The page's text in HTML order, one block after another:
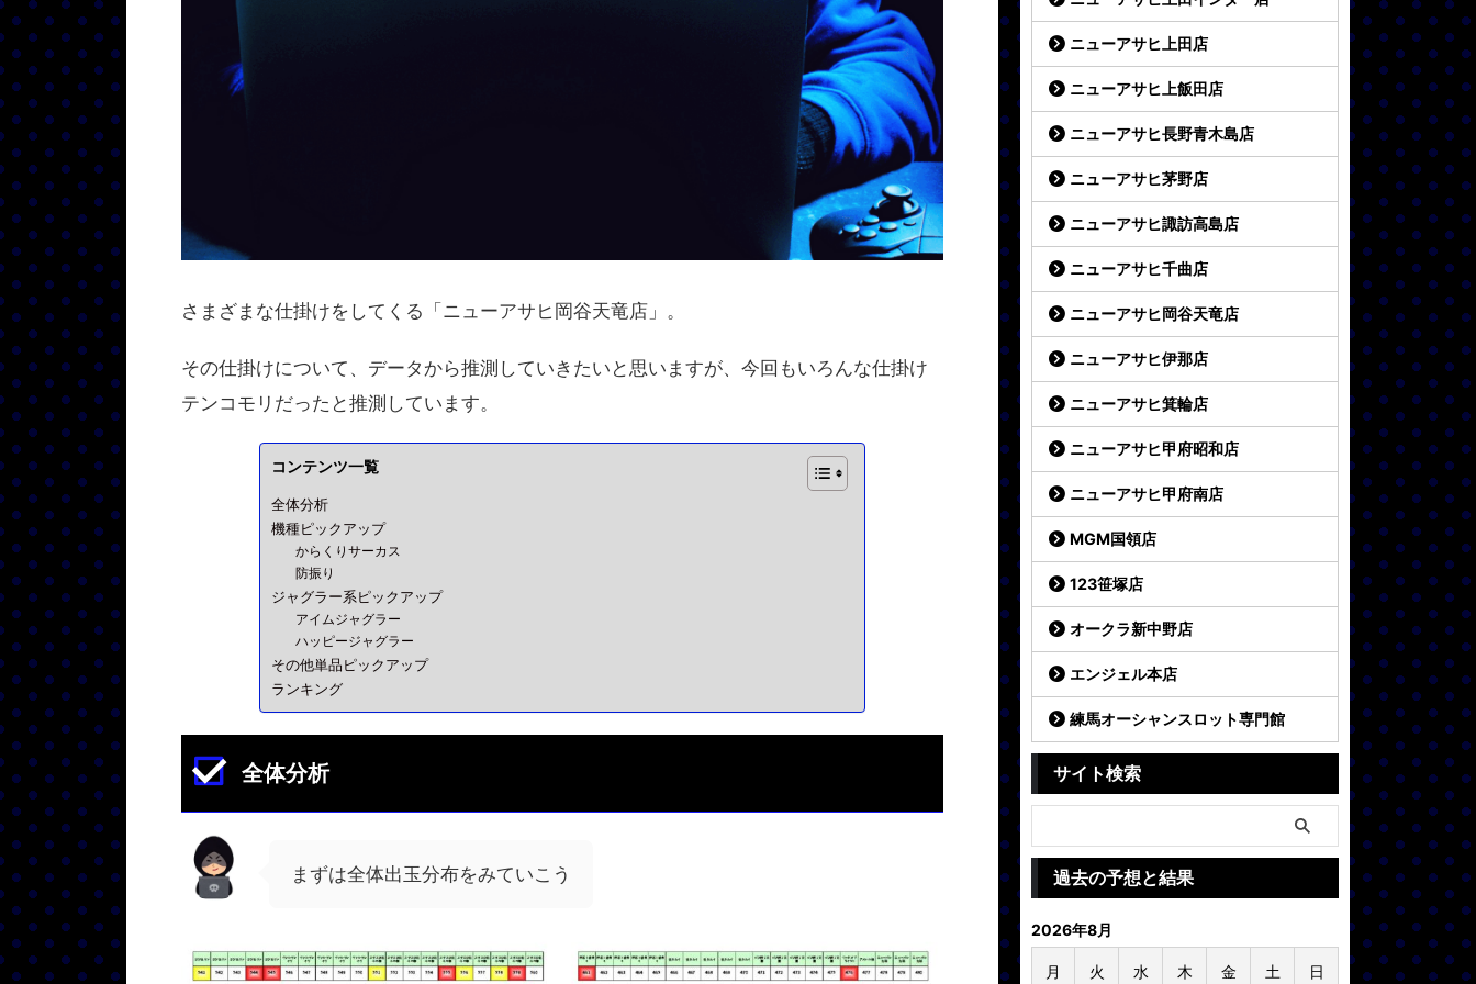
さまざまな仕掛けをしてくる「ニューアサヒ岡谷天竜店」。
その仕掛けについて、データから推測していきたいと思いますが、今回もいろんな仕掛け
テンコモリだったと推測しています。
コンテンツ一覧
全体分析
機種ピックアップ
からくりサーカス
防振り
ジャグラー系ピックアップ
アイムジャグラー
ハッピージャグラー
その他単品ピックアップ
ランキング
全体分析
まずは全体出玉分布をみていこう
ニューアサヒ上田店
ニューアサヒ上飯田店
ニューアサヒ長野青木島店
ニューアサヒ茅野店
ニューアサヒ諏訪高島店
ニューアサヒ千曲店
ニューアサヒ岡谷天竜店
ニューアサヒ伊那店
ニューアサヒ箕輪店
ニューアサヒ甲府昭和店
ニューアサヒ甲府南店
MGM国領店
123笹塚店
オークラ新中野店
エンジェル本店
練馬オーシャンスロット専門館
サイト検索
過去の予想と結果
2026年8月
月 火 水 木 金 土 日